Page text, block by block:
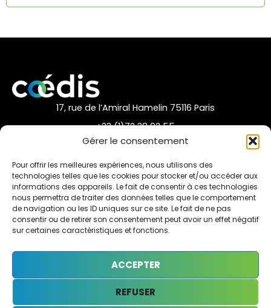
Gérer le consentement
Pour offrir les meilleures expériences, nous utilisons des
technologies telles que les cookies pour stocker et/ou accéder aux
informations des appareils. Le fait de consentir à ces technologies
nous permettra de traiter des données telles que le comportement
de navigation ou les ID uniques sur ce site. Le fait de ne pas
consentir ou de retirer son consentement peut avoir un effet négatif
sur certaines caractéristiques et fonctions.
ACCEPTER
REFUSER
Accès rapide
La Fédération
Nos partenaires
17, rue de l’Amiral Hamelin 75116 Paris
+33 (1)72 38 92 55
nous contacter par mail
Informations